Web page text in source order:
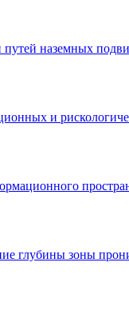
путей наземных
и
глубины зоны